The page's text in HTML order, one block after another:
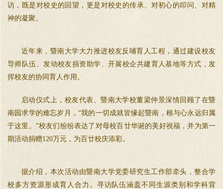
访，既是对校史的回望，更是对校史的传承、对初心的叩问、对精
神的凝聚。
近年来，暨南大学大力推进校友反哺育人工程，通过建设校友
导师队伍、发动校友捐资助学、开展校企共建育人基地等方式，发
挥校友的协同育人作用。
启动仪式上，校友代表、暨南大学校董梁仲景深情回顾了在暨
南园求学的难忘岁月，“我的一切成就皆缘起暨南，根与心永远归属
于这里。”校友们纷纷表达了对母校百廿华诞的美好祝福，并为第一
期活动捐赠120万元，为百廿校庆添彩。
据介绍，本次活动由暨南大学党委研究生工作部牵头，整合学
校多方资源形成育人合力。寻访队伍涵盖不同生源类别和学科背